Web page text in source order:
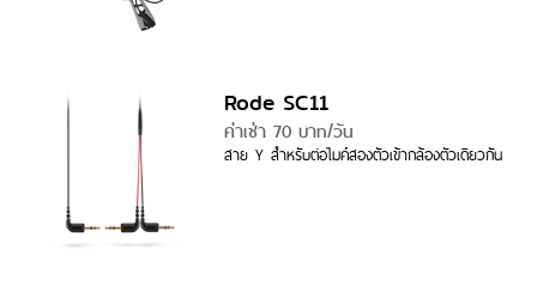
Rode SC11
ค่าเช่า 70 บาท/วัน
สาย Y สำหรับต่อไมค์สองตัวเข้ากล้องตัวเดียวกัน